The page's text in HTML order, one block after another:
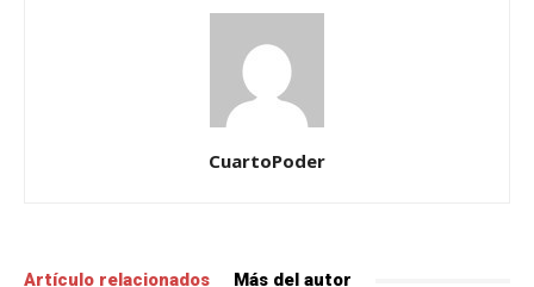
CuartoPoder
Artículo relacionados Más del autor